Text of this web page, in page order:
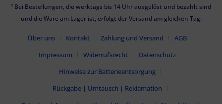
² Bei Bestellungen, die werktags bis 14 Uhr ausgelöst und bezahlt sind
und die Ware am Lager ist, erfolgt der Versand am gleichen Tag.
Über uns Kontakt Zahlung und Versand
AGB
Impressum
Widerrufsrecht
Datenschutz
Hinweise zur Batterieentsorgung
Rückgabe | Umtausch | Reklamation